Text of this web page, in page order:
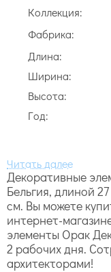
Коллекция:
Фабрика:
Длина:
Ширина:
Высота:
Год:
Декоративные
Бельгия, длиной
cм. Вы можете
интернет-
элементы Орак
2 рабочих дня.
архитекторами!